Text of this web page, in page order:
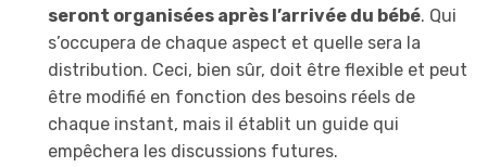
seront organisées après l’arrivée du bébé. Qui
s’occupera de chaque aspect et quelle sera la
distribution. Ceci, bien sûr, doit être flexible et peut
être modifié en fonction des besoins réels de
chaque instant, mais il établit un guide qui
empêchera les discussions futures.